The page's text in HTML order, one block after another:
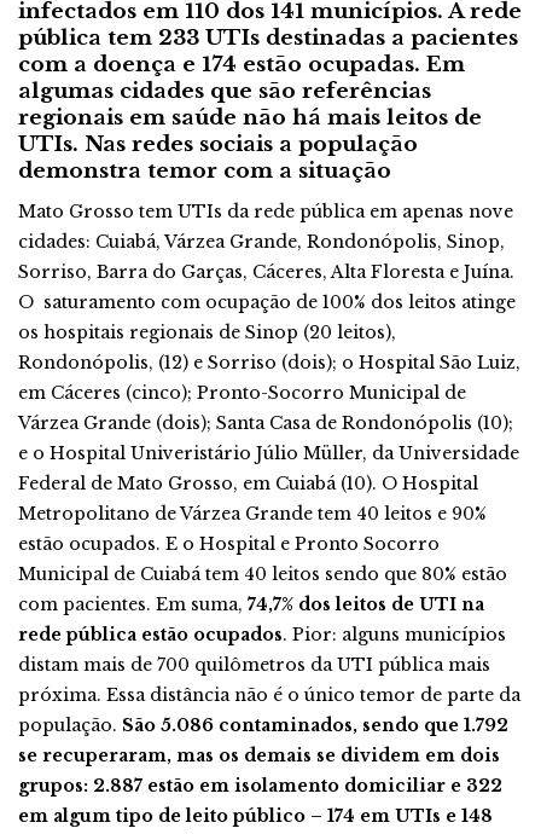
infectados em 110 dos 141 municípios. A rede
pública tem 233 UTIs destinadas a pacientes
com a doença e 174 estão ocupadas. Em
algumas cidades que são referências
regionais em saúde não há mais leitos de
UTIs. Nas redes sociais a população
demonstra temor com a situação
Mato Grosso tem UTIs da rede pública em apenas nove
cidades: Cuiabá, Várzea Grande, Rondonópolis, Sinop,
Sorriso, Barra do Garças, Cáceres, Alta Floresta e Juína.
O saturamento com ocupação de 100% dos leitos atinge
os hospitais regionais de Sinop (20 leitos),
Rondonópolis, (12) e Sorriso (dois); o Hospital São Luiz,
em Cáceres (cinco); Pronto-Socorro Municipal de
Várzea Grande (dois); Santa Casa de Rondonópolis (10);
e o Hospital Univeristário Júlio Müller, da Universidade
Federal de Mato Grosso, em Cuiabá (10). O Hospital
Metropolitano de Várzea Grande tem 40 leitos e 90%
estão ocupados. E o Hospital e Pronto Socorro
Municipal de Cuiabá tem 40 leitos sendo que 80% estão
com pacientes. Em suma, 74,7% dos leitos de UTI na
rede pública estão ocupados. Pior: alguns municípios
distam mais de 700 quilômetros da UTI pública mais
próxima. Essa distância não é o único temor de parte da
população. São 5.086 contaminados, sendo que 1.792
se recuperaram, mas os demais se dividem em dois
grupos: 2.887 estão em isolamento domiciliar e 322
em algum tipo de leito público – 174 em UTIs e 148